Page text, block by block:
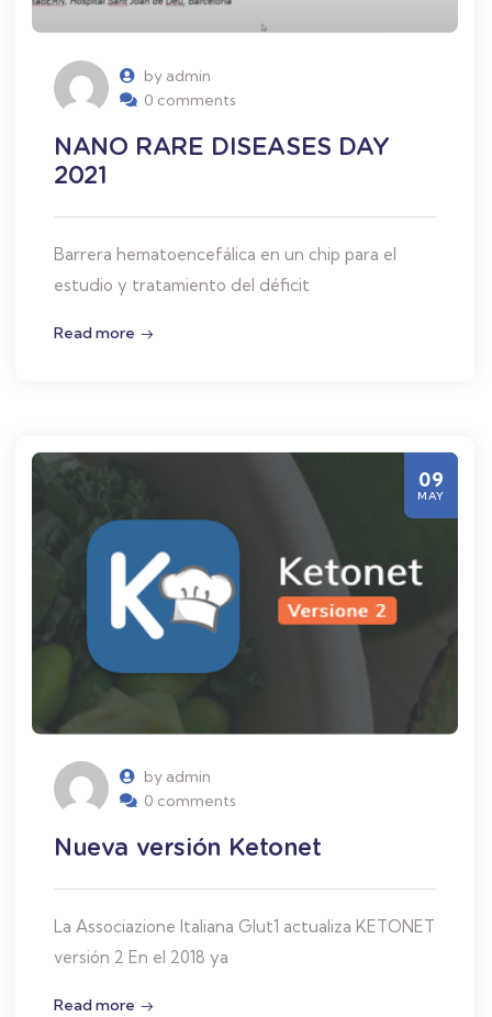
by admin
0 comments
NANO RARE DISEASES DAY
2021
Barrera hematoencefálica en un chip para el
estudio y tratamiento del déficit
Read more
by admin
0 comments
Nueva versión Ketonet
La Associazione Italiana Glut1 actualiza KETONET
versión 2 En el 2018 ya
Read more
09
MAY